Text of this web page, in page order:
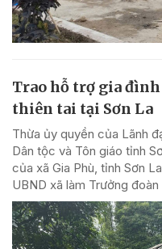
Trao hỗ trợ gia
thiên tai tại Sơn La
Thừa ủy quyền của Lãnh
Dân tộc và Tôn giáo tỉnh
của xã Gia Phù, tỉnh Sơn
UBND xã làm Trưởng